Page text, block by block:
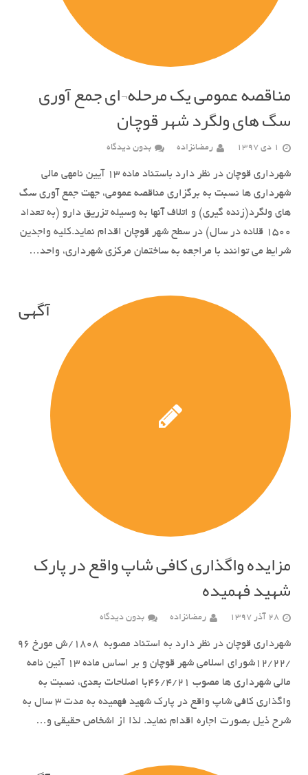
مناقصه عمومی یک مرحله¬ای جمع آوری
سگ های ولگرد شهر قوچان
1 دی 1397 رمضانزاده بدون دیدگاه
شهرداری قوچان در نظر دارد باستناد ماده 13 آیین نامه­ی مالی
شهرداری ها نسبت به برگزاری مناقصه عمومی، جهت جمع آوری سگ
های ولگرد(زنده گیری) و اتلاف آنها به وسیله تزریق دارو (به تعداد
1500 قلاده در سال) در سطح شهر قوچان اقدام نماید.کلیه واجدین
شرایط می توانند با مراجعه به ساختمان مرکزی شهرداری، واحد…
آگهی
مزایده واگذاری کافی شاپ واقع در پارک
شهید فهمیده
28 آذر 1397 رمضانزاده بدون دیدگاه
شهرداری قوچان در نظر دارد به استناد مصوبه 1808/ش مورخ 96
/12/22شورای اسلامی شهر قوچان و بر اساس ماده 13 آئین نامه
مالی شهرداری ها مصوب 46/4/21با اصلاحات بعدی، نسبت به
واگذاری کافی شاپ واقع در پارک شهید فهمیده به مدت 3 سال به
شرح ذیل بصورت اجاره اقدام نماید. لذا از اشخاص حقیقی و…